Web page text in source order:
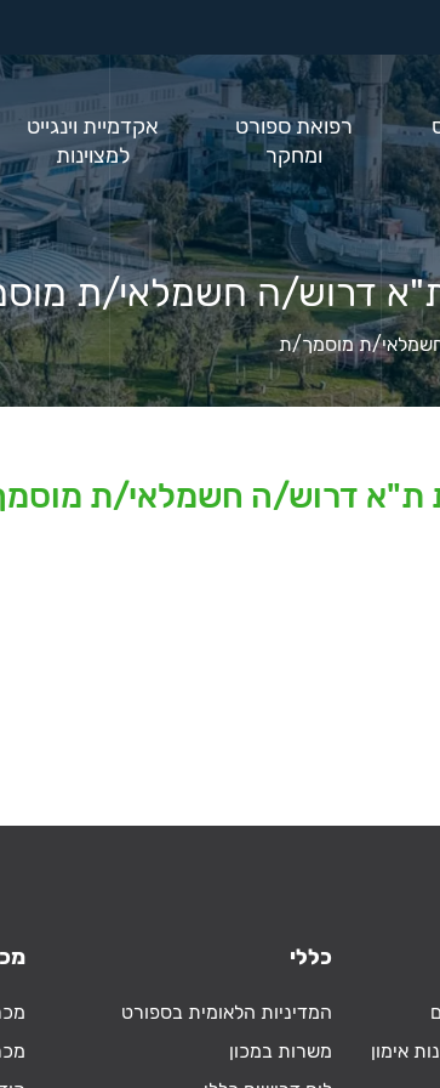
רפואת ספורט
ומחקר
אקדמיית וינגייט
למצוינות
ת"א דרוש/ה חשמלאי/ת
ת מוסמך/ת
ת"א דרוש/ה חשמלאי/ת
אימון
כללי
המדיניות הלאומית בספורט
משרות במכון